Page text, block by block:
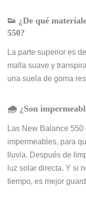
👟 ¿De qué
550?
La parte superior es
malla suave y
una suela de goma
🌧️ ¿Son
Las New Balance
impermeables, para
lluvia. Después de
luz solar directa. Y si
tiempo, es mejor